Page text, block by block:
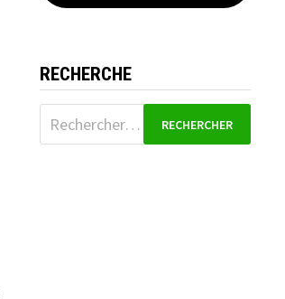
RECHERCHE
Rechercher :